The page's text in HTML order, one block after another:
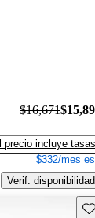
$16,671
precio incluye tasas
$332/mes
Verif. disponibilidad